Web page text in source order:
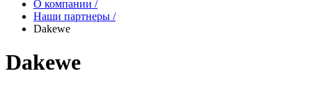
О компании /
Наши партнеры /
Dakewe
Dakewe